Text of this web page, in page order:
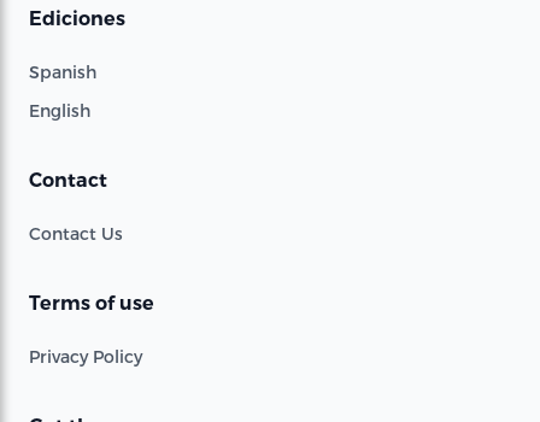
Ediciones
Spanish
English
Contact
Contact Us
Terms of use
Privacy Policy